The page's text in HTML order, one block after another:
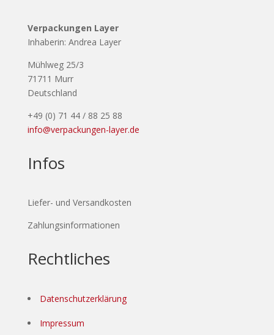
Verpackungen Layer
Inhaberin: Andrea Layer
Mühlweg 25/3
71711 Murr
Deutschland
+49 (0) 71 44 / 88 25 88
info@verpackungen-layer.de
Infos
Liefer- und Versandkosten
Zahlungsinformationen
Rechtliches
Datenschutzerklärung
Impressum